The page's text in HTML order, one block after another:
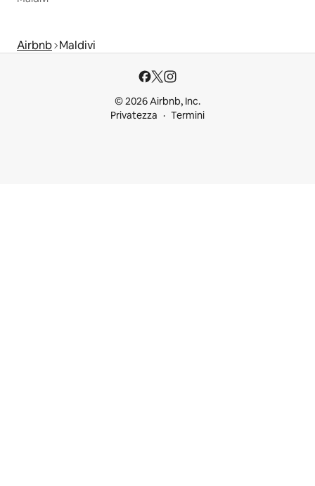
Airbnb Maldivi
© 2026 Airbnb, Inc.
Privatezza
Termini